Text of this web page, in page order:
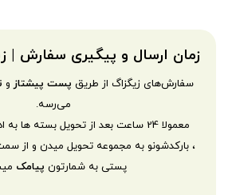
زمان ارسال و پیگیری سفارش |
سفارش‌های زیگزاگ از طریق پست پیشتاز و
می‌رسه.
معمولا 24 ساعت بعد از تحویل بسته
، بارکدشونو به مجموعه تحویل میدن و از
پستی به شمارتون پیامک